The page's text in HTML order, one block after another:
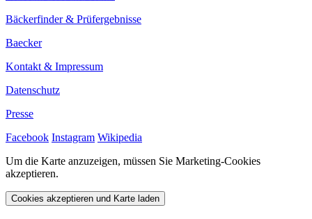
Bäckerfinder & Prüfergebnisse
Baecker
Kontakt & Impressum
Datenschutz
Presse
Facebook Instagram Wikipedia
Um die Karte anzuzeigen, müssen Sie Marketing-Cookies
akzeptieren.
Cookies akzeptieren und Karte laden